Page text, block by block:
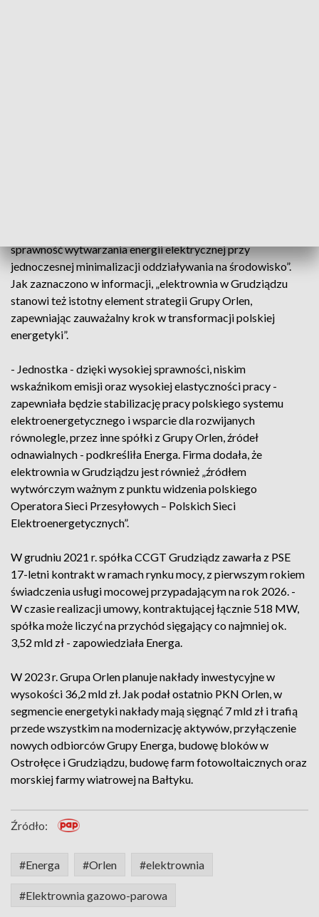
sprawność wytwarzania energii elektrycznej przy
jednoczesnej minimalizacji oddziaływania na środowisko”.
Jak zaznaczono w informacji, „elektrownia w Grudziądzu
stanowi też istotny element strategii Grupy Orlen,
zapewniając zauważalny krok w transformacji polskiej
energetyki”.
- Jednostka - dzięki wysokiej sprawności, niskim
wskaźnikom emisji oraz wysokiej elastyczności pracy -
zapewniała będzie stabilizację pracy polskiego systemu
elektroenergetycznego i wsparcie dla rozwijanych
równolegle, przez inne spółki z Grupy Orlen, źródeł
odnawialnych - podkreśliła Energa. Firma dodała, że
elektrownia w Grudziądzu jest również „źródłem
wytwórczym ważnym z punktu widzenia polskiego
Operatora Sieci Przesyłowych – Polskich Sieci
Elektroenergetycznych”.
W grudniu 2021 r. spółka CCGT Grudziądz zawarła z PSE
17-letni kontrakt w ramach rynku mocy, z pierwszym rokiem
świadczenia usługi mocowej przypadającym na rok 2026. -
W czasie realizacji umowy, kontraktującej łącznie 518 MW,
spółka może liczyć na przychód sięgający co najmniej ok.
3,52 mld zł - zapowiedziała Energa.
W 2023 r. Grupa Orlen planuje nakłady inwestycyjne w
wysokości 36,2 mld zł. Jak podał ostatnio PKN Orlen, w
segmencie energetyki nakłady mają sięgnąć 7 mld zł i trafią
przede wszystkim na modernizację aktywów, przyłączenie
nowych odbiorców Grupy Energa, budowę bloków w
Ostrołęce i Grudziądzu, budowę farm fotowoltaicznych oraz
morskiej farmy wiatrowej na Bałtyku.
Źródło:
#Energa #Orlen #elektrownia
#Elektrownia gazowo-parowa